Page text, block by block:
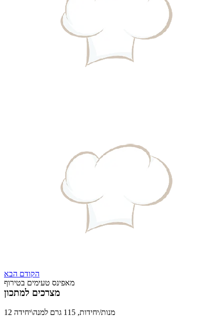
הקודם הבא
מאפינס טעימים בטירוף
מצרכים למתכון
12 מנות/יחידות, 115 גרם למנה\יחידה